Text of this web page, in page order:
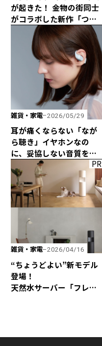
が起きた！ 金物の街同士
がコラボした新作「つか
みのトング」が登場！
雑貨・家電 2026/05/29
耳が痛くならない「なが
ら聴き」イヤホンなの
に、妥協しない音質を追
求した「HP-H300BT」が
発売！
PR
雑貨・家電 2026/04/16
“ちょうどよい”新モデル
登場！
天然水サーバー「フレ